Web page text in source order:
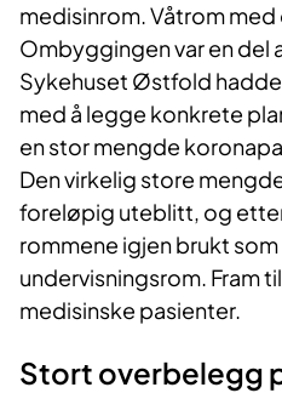
medisinrom. Våtrom
Ombyggingen var en del
Sykehuset Østfold
med å legge konkrete
en stor mengde
Den virkelig store
foreløpig uteblitt, og
rommene igjen brukt
undervisningsrom. Fram
medisinske pasienter.
Stort overbelegg